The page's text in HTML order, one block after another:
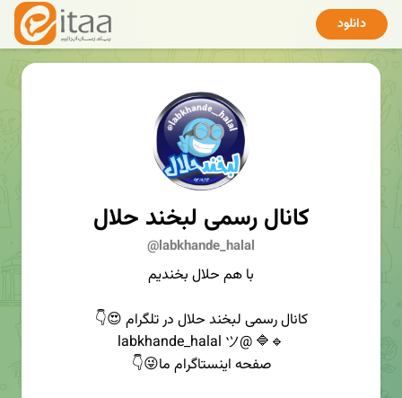
دانلود
کانال رسمی لبخند حلال
@labkhande_halal
با هم حلال بخندیم
کانال رسمی لبخند حلال در تلگرام 😍👇
🔹🔷 @labkhande_halal ツ
صفحه اینستاگرام ما😜👇